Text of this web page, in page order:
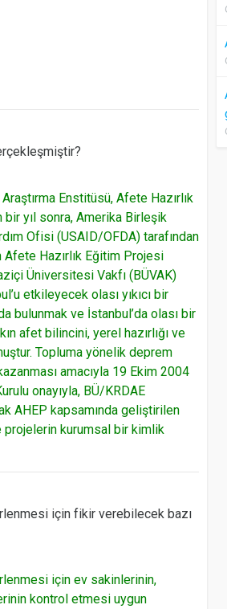
Enstitüsü, Afete Hazırlık
bir yıl sonra, Amerika Birleşik
Ofisi (USAID/OFDA) tarafından
Hazırlık Eğitim Projesi
Üniversitesi Vakfı (BÜVAK)
etkileyecek olası yıkıcı bir
bulunmak ve İstanbul’da olası bir
afet bilincini, yerel hazırlığı ve
Topluma yönelik deprem
amacıyla 19 Ekim 2004
onayıyla, BÜ/KRDAE
AHEP kapsamında geliştirilen
kurumsal bir kimlik
için fikir verebilecek bazı
için ev sakinlerinin,
kontrol etmesi uygun